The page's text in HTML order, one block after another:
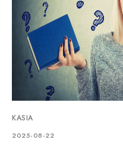
KASIA
2025-08-22